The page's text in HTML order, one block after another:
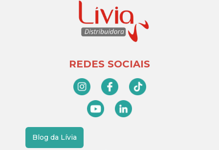
REDES SOCIAIS
Blog da Lívia